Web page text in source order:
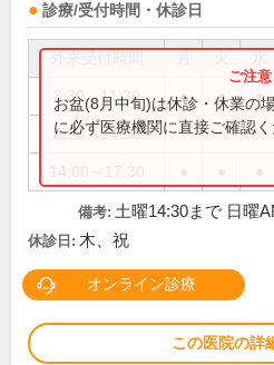
診療/受付時間・休診日
8:30～11:30 ● ● ●
8:30～14:30
お盆(8月中旬)は休診・休業の
に必ず医療機関に直接ご確認く
備考: 土曜14:30まで 日曜
休診日: 木、祝
オンライン診療
この医院の詳